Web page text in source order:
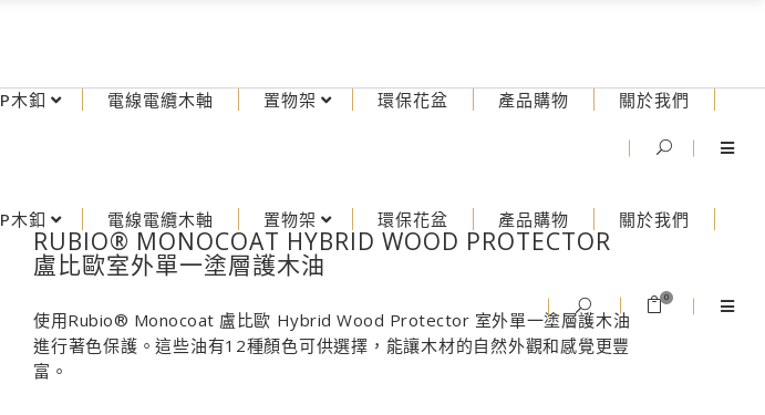
P木釦 電線電纜木軸 置物架 環保花盆 產品購物 關於我們
0
P木釦 電線電纜木軸 置物架 環保花盆 產品購物 關於我們
RUBIO® MONOCOAT HYBRID WOOD PROTECTOR
盧比歐室外單一塗層護木油
使用Rubio® Monocoat 盧比歐 Hybrid Wood Protector 室外單一塗層護木油
進行著色保護。這些油有12種顏色可供選擇，能讓木材的自然外觀和感覺更豐
富。